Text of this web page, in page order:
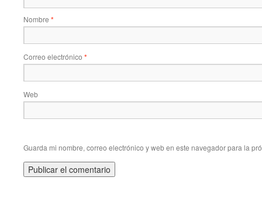
Nombre *
Correo electrónico *
Web
Guarda mi nombre, correo electrónico y web en este navegador para la